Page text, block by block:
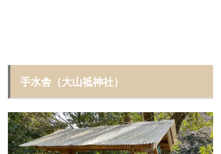
手水舎（大山祗神社）